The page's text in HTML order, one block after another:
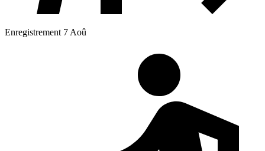
Enregistrement 7 Aoû